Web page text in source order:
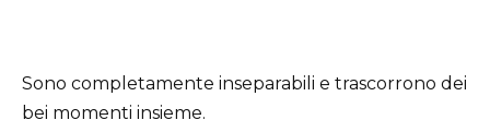
Sono completamente inseparabili e trascorrono dei
bei momenti insieme.